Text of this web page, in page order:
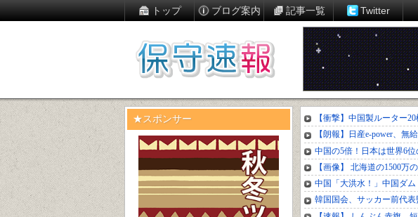
トップ ブログ案内 記事一覧 Twitter
★スポンサー